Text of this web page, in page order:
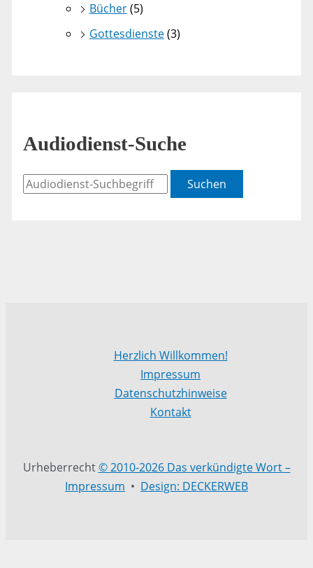
Bücher(5)
Gottesdienste(3)
Audiodienst-Suche
Suchen
Herzlich Willkommen!
Impressum
Datenschutzhinweise
Kontakt
Urheberrecht© 2010-2026 Das verkündigte Wort –
Impressum • Design: DECKERWEB